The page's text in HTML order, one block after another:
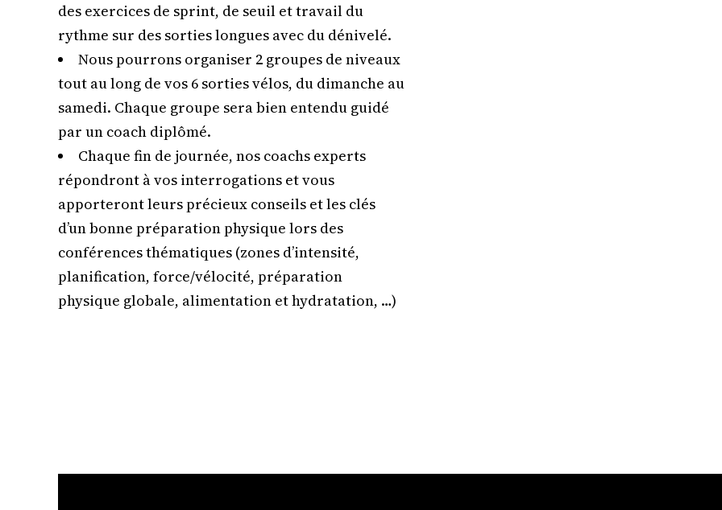
des exercices de sprint, de seuil et travail du
rythme sur des sorties longues avec du dénivelé.
Nous pourrons organiser 2 groupes de niveaux
tout au long de vos 6 sorties vélos, du dimanche au
samedi. Chaque groupe sera bien entendu guidé
par un coach diplômé.
Chaque fin de journée, nos coachs experts
répondront à vos interrogations et vous
apporteront leurs précieux conseils et les clés
d’un bonne préparation physique lors des
conférences thématiques (zones d’intensité,
planification, force/vélocité, préparation
physique globale, alimentation et hydratation, …)